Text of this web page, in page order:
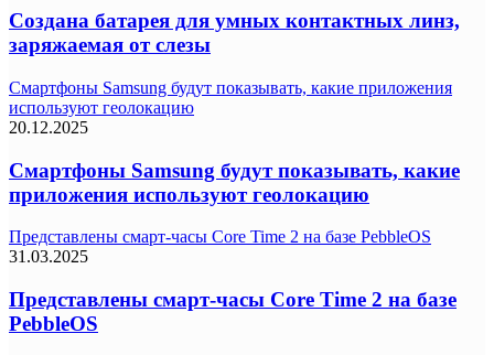
Создана батарея для умных контактных линз,
заряжаемая от слезы
Смартфоны Samsung будут показывать, какие приложения
используют геолокацию
20.12.2025
Смартфоны Samsung будут показывать, какие
приложения используют геолокацию
Представлены смарт-часы Core Time 2 на базе PebbleOS
31.03.2025
Представлены смарт-часы Core Time 2 на базе
PebbleOS